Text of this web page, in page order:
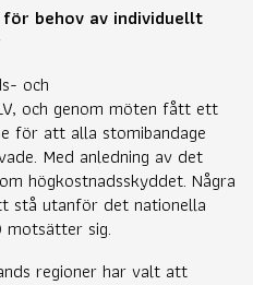
behov av individuellt
och
och genom möten fått ett
för att alla stomibandage
Med anledning av det
högkostnadsskyddet. Några
stå utanför det nationella
motsätter sig.
regioner har valt att